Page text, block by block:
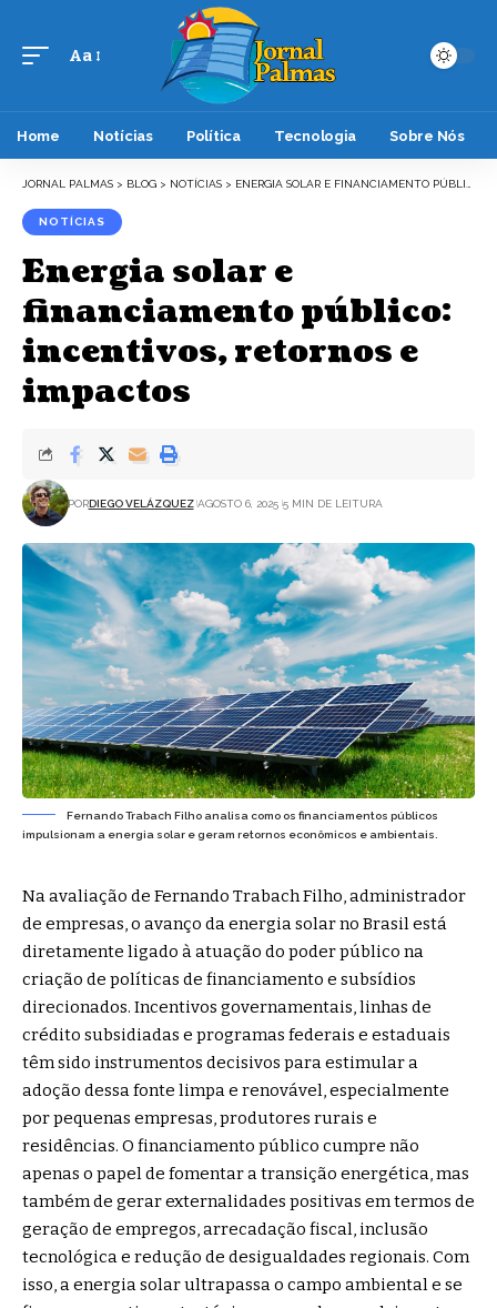
Font
Aa
Home Notícias Política Tecnologia Sobre Nós
JORNAL PALMAS > BLOG > NOTÍCIAS > ENERGIA SOLAR E FINANCIAMENTO PÚBLICO: INCENTIVOS, RETORNOS E IMPACTOS
NOTÍCIAS
Energia solar e
financiamento público:
incentivos, retornos e
impactos
PORDIEGO VELÁZQUEZ AGOSTO 6, 2025 5 MIN DE LEITURA
Fernando Trabach Filho analisa como os financiamentos públicos
impulsionam a energia solar e geram retornos econômicos e ambientais.
Na avaliação de Fernando Trabach Filho, administrador
de empresas, o avanço da energia solar no Brasil está
diretamente ligado à atuação do poder público na
criação de políticas de financiamento e subsídios
direcionados. Incentivos governamentais, linhas de
crédito subsidiadas e programas federais e estaduais
têm sido instrumentos decisivos para estimular a
adoção dessa fonte limpa e renovável, especialmente
por pequenas empresas, produtores rurais e
residências. O financiamento público cumpre não
apenas o papel de fomentar a transição energética, mas
também de gerar externalidades positivas em termos de
geração de empregos, arrecadação fiscal, inclusão
tecnológica e redução de desigualdades regionais. Com
isso, a energia solar ultrapassa o campo ambiental e se